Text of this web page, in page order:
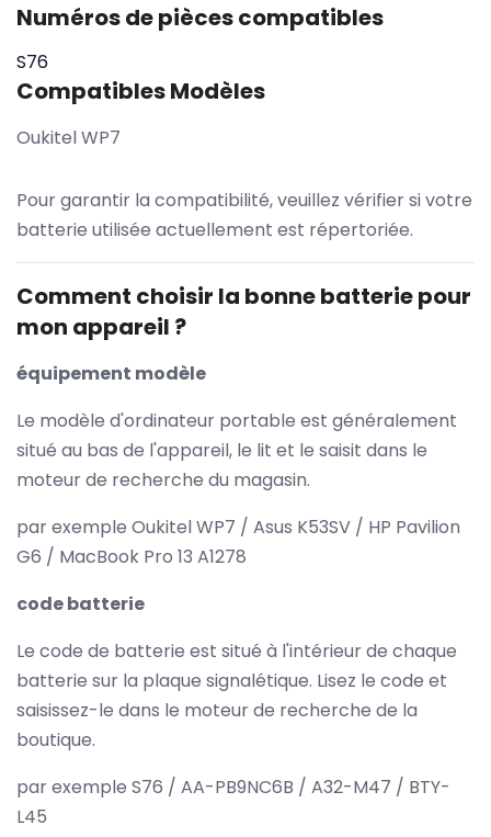
Numéros de pièces compatibles
S76
Compatibles Modèles
Oukitel WP7
Pour garantir la compatibilité, veuillez vérifier si votre
batterie utilisée actuellement est répertoriée.
Comment choisir la bonne batterie pour
mon appareil ?
équipement modèle
Le modèle d'ordinateur portable est généralement
situé au bas de l'appareil, le lit et le saisit dans le
moteur de recherche du magasin.
par exemple Oukitel WP7 / Asus K53SV / HP Pavilion
G6 / MacBook Pro 13 A1278
code batterie
Le code de batterie est situé à l'intérieur de chaque
batterie sur la plaque signalétique. Lisez le code et
saisissez-le dans le moteur de recherche de la
boutique.
par exemple S76 / AA-PB9NC6B / A32-M47 / BTY-
L45